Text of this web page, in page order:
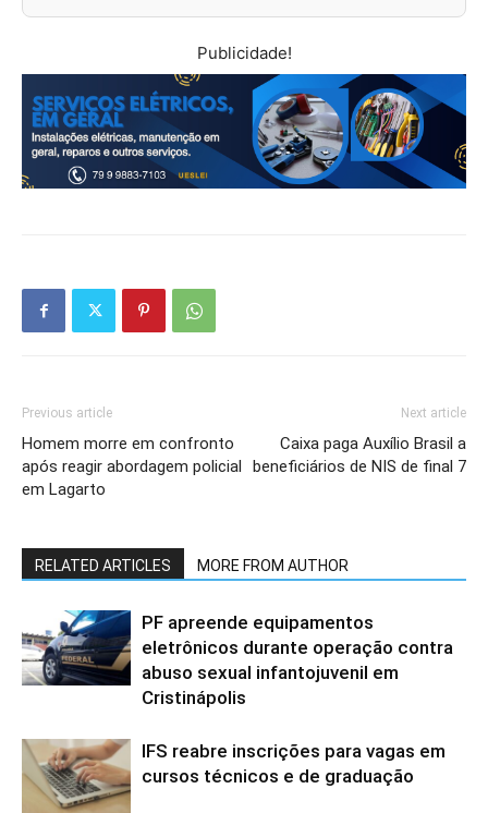
Publicidade!
Previous article
Homem morre em confronto
após reagir abordagem policial
em Lagarto
Next article
Caixa paga Auxílio Brasil a
beneficiários de NIS de final 7
RELATED ARTICLES MORE FROM AUTHOR
PF apreende equipamentos
eletrônicos durante operação contra
abuso sexual infantojuvenil em
Cristinápolis
IFS reabre inscrições para vagas em
cursos técnicos e de graduação